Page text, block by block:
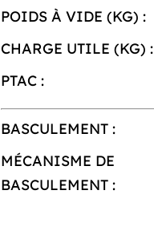
POIDS À VIDE (KG) :
CHARGE UTILE (KG) :
PTAC :
BASCULEMENT :
MÉCANISME DE
BASCULEMENT :